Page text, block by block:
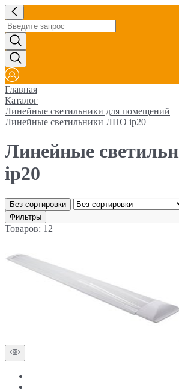
Главная
Каталог
Линейные светильники для помещений
Линейные светильники ЛПО ip20
Линейные
ip20
Без сортировки
Фильтры
Товаров: 12